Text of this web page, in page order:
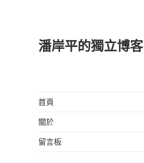
潘岸平的獨立博客
首頁
關於
留言板